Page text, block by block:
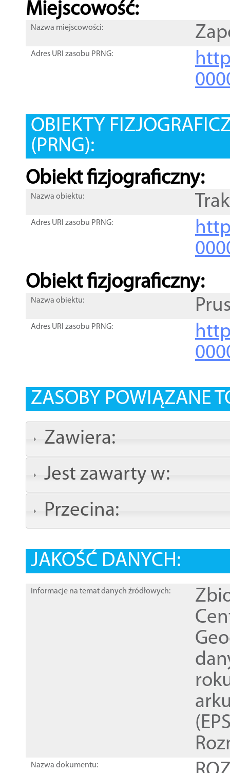
Miejscowość:
Nazwa miejscowości:
Adres URI zasobu PRNG:
OBIEKTY
(PRNG):
Obiekt fizjograficzny:
Nazwa obiektu:
Adres URI zasobu PRNG:
Obiekt fizjograficzny:
Nazwa obiektu:
Adres URI zasobu PRNG:
ZASOBY POWIĄZANE
Zawiera:
Jest zawarty w:
Przecina:
JAKOŚĆ DANYCH:
Informacje na temat danych źródłowych:
Nazwa dokumentu: